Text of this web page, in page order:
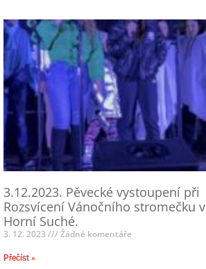
3.12.2023. Pěvecké vystoupení při
Rozsvícení Vánočního stromečku v
Horní Suché.
3. 12. 2023 Žádné komentáře
Přečíst »